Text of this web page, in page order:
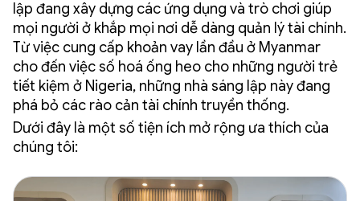
lập đang xây dựng các ứng dụng và trò chơi giúp
mọi người ở khắp mọi nơi dễ dàng quản lý tài chính.
Từ việc cung cấp khoản vay lần đầu ở Myanmar
cho đến việc số hoá ống heo cho những người trẻ
tiết kiệm ở Nigeria, những nhà sáng lập này đang
phá bỏ các rào cản tài chính truyền thống.
Dưới đây là một số tiện ích mở rộng ưa thích của
chúng tôi: